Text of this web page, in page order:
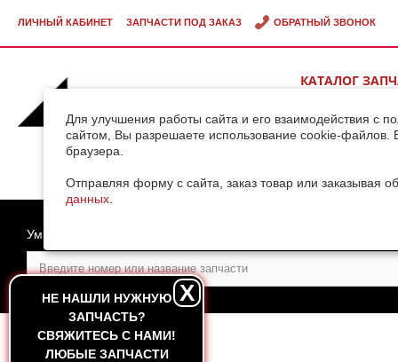
Для улучшения работы сайта и его взаимодействия с
сайтом, Вы разрешаете использование cookie-файлов.
браузера.
Отправляя форму с сайта, заказ товар или заказывая
данных
ЛИЧНЫЙ КАБИНЕТ ЗАПЧАСТИ ПОД ЗАКАЗ ОБРАТНЫЙ ЗВОНОК
КАТАЛОГ
НЕ НАШЛИ НУЖНУЮ
ЗАПЧАСТЬ?
CВЯЖИТЕСЬ С НАМИ!
ЛЮБЫЕ ЗАПЧАСТИ
X
Умный поиск
ГЛАВНАЯ